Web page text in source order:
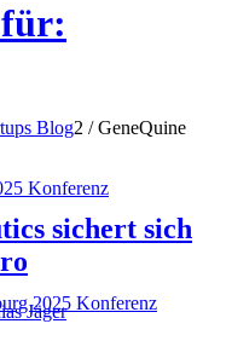
Konferenz
2025 Konferenz
Blog2 / GeneQuine
sichert sich
Jäger